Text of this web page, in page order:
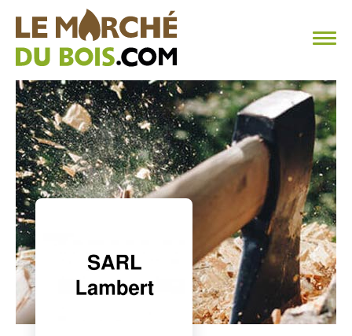
CHAUFFAGE AU BOIS
FAQ
CALCULER SA CONSOMMATION
TROUVER SON FOURNISSEUR
BLOG
ESPACE PRO